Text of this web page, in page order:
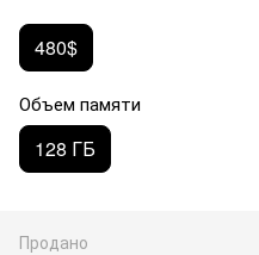
480$
Объем памяти
128 ГБ
Продано